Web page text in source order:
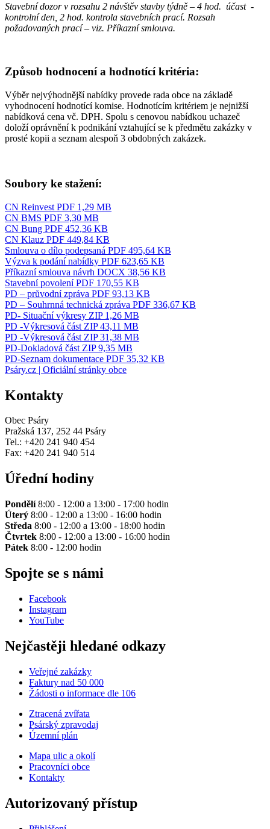
Stavební dozor v rozsahu 2 návštěv stavby týdně – 4 hod. účast -
kontrolní den, 2 hod. kontrola stavebních prací. Rozsah
požadovaných prací – viz. Příkazní smlouva.
Způsob hodnocení a hodnotící kritéria:
Výběr nejvýhodnější nabídky provede rada obce na základě
vyhodnocení hodnotící komise. Hodnotícím kritériem je nejnižší
nabídková cena vč. DPH. Spolu s cenovou nabídkou uchazeč
doloží oprávnění k podnikání vztahující se k předmětu zakázky v
prosté kopii a seznam alespoň 3 obdobných zakázek.
Soubory ke stažení:
CN Reinvest PDF 1,29 MB
CN BMS PDF 3,30 MB
CN Bung PDF 452,36 KB
CN Klauz PDF 449,84 KB
Smlouva o dílo podepsaná PDF 495,64 KB
Výzva k podání nabídky PDF 623,65 KB
Příkazní smlouva návrh DOCX 38,56 KB
Stavební povoleníPDF 170,55 KB
PD – průvodní zpráva PDF 93,13 KB
PD – Souhrnná technická zpráva PDF 336,67 KB
PD- Situační výkresy ZIP 1,26 MB
PD -Výkresová část ZIP 43,11 MB
PD -Výkresová část ZIP 31,38 MB
PD-Dokladová část ZIP 9,35 MB
PD-Seznam dokumentace PDF 35,32 KB
Psáry.cz | Oficiální stránky obce
Kontakty
Obec Psáry
Pražská 137, 252 44 Psáry
Tel.: +420 241 940 454
Fax: +420 241 940 514
Úřední hodiny
Pondělí8:00 - 12:00 a 13:00 - 17:00 hodin
Úterý 8:00 - 12:00 a 13:00 - 16:00 hodin
Středa 8:00 - 12:00 a 13:00 - 18:00 hodin
Čtvrtek 8:00 - 12:00 a 13:00 - 16:00 hodin
Pátek 8:00 - 12:00 hodin
Spojte se s námi
Facebook
Instagram
YouTube
Nejčastěji hledané odkazy
Veřejné zakázky
Faktury nad 50 000
Žádosti o informace dle 106
Ztracená zvířata
Psárský zpravodaj
Územní plán
Mapa ulic a okolí
Pracovníci obce
Kontakty
Autorizovaný přístup